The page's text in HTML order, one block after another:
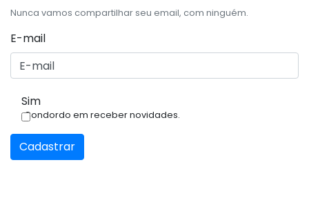
Nunca vamos compartilhar seu email, com ninguém.
E-mail
Sim
Condordo em receber novidades.
Cadastrar